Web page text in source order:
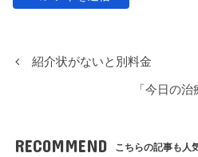
紹介状がないと別料金
「今日の
RECOMMEND こちらの記事も人